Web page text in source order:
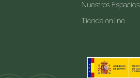
Nuestros Espacios
Tienda online